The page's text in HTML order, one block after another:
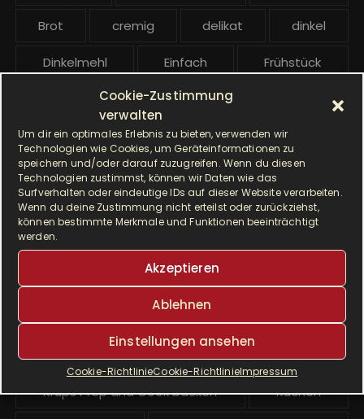
Cookie-Zustimmung
verwalten
Um dir ein optimales Erlebnis zu bieten, verwenden wir
Technologien wie Cookies, um Geräteinformationen zu
speichern und/oder darauf zuzugreifen. Wenn du diesen
Technologien zustimmst, können wir Daten wie das
Surfverhalten oder eindeutige IDs auf dieser Website verarbeiten.
Wenn du deine Zustimmung nicht erteilst oder zurückziehst,
können bestimmte Merkmale und Funktionen beeinträchtigt
werden.
Akzeptieren
Ablehnen
Einstellungen ansehen
Cookie-RichtlinieCookie-RichtlinieImpressum
Brot cremig delikat dinkel
Dinkelmehl Einfach Frühstück
gesund
Hauptgericht Hefe Hefeteig
HP5031 HP 5031
I Prep & Cook Gourmet kochen
Krups
Krups Prep & Cook
Krups Prep & Cook Rezepte
Krups Prep and Cook
Krups Prep and Cook backen Kuchen